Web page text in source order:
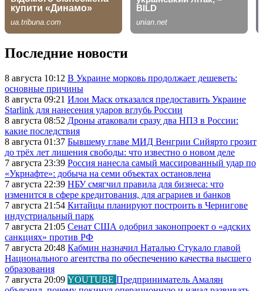
Последние новости
8 августа 10:12 В Украине морковь продолжает дешеветь:
основные причины
8 августа 09:21 Илон Маск отказался предоставить Украине
Starlink для нанесения ударов вглубь России
8 августа 08:52 Дроны атаковали сразу два НПЗ в России:
какие последствия
8 августа 01:37 Бывшему главе МИД Венгрии Сийярто грозит
до трёх лет лишения свободы: что известно о новом деле
7 августа 23:39 Россия нанесла самый массированный удар по
«Укрнафте»: добыча на семи объектах остановлена
7 августа 22:39 НБУ смягчил правила для бизнеса: что
изменится в сфере кредитования, для аграриев и банков
7 августа 21:54 Китайцы планируют построить в Чернигове
индустриальный парк
7 августа 21:05 Сенат США одобрил законопроект о «адских
санкциях» против РФ
7 августа 20:48 Кабмин назначил Наталью Стукало главой
Национального агентства по обеспечению качества высшего
образования
7 августа 20:09 YOUTUBE Предприниматель Амалян